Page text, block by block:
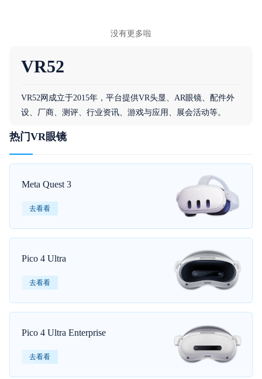
没有更多啦
VR52
VR52网成立于2015年，平台提供VR头显、AR眼镜、配件外
设、厂商、测评、行业资讯、游戏与应用、展会活动等。
热门VR眼镜
Meta Quest 3
去看看
Pico 4 Ultra
去看看
Pico 4 Ultra Enterprise
去看看